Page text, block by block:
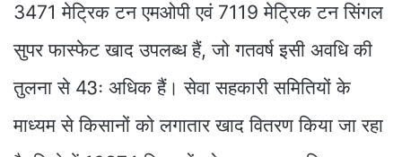
3471 मेट्रिक टन एमओपी एवं 7119 मेट्रिक टन सिंगल
सुपर फास्फेट खाद उपलब्ध हैं, जो गतवर्ष इसी अवधि की
तुलना से 43ः अधिक हैं। सेवा सहकारी समितियों के
माध्यम से किसानों को लगातार खाद वितरण किया जा रहा